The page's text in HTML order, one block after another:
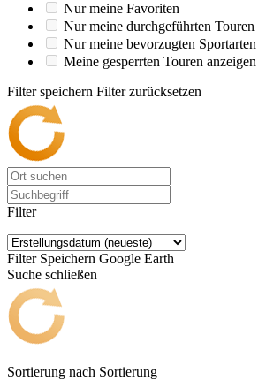
Nur meine Favoriten
Nur meine durchgeführten Touren
Nur meine bevorzugten Sportarten
Meine gesperrten Touren anzeigen
Filter speichern Filter zurücksetzen
Filter
Filter Speichern Google Earth
Suche schließen
Sortierung nach Sortierung